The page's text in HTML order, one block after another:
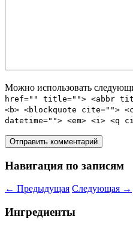
Можно использовать
href="" title=""> <abbr
<b> <blockquote cite="">
datetime=""> <em> <i> <q
Навигация по записям
← Предыдущая Следующая →
Ингредиенты